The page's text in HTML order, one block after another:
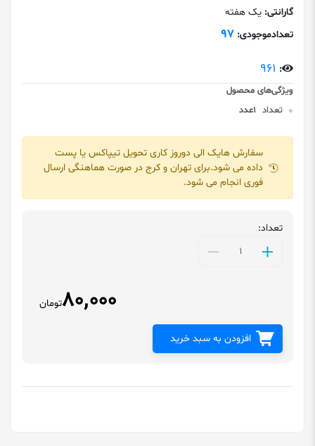
گارانتی: یک هفته
تعدادموجودی: 97
:
961
تعداد 1عدد
سفارش هایک الی دوروز کاری تحویل تیپاکس یا پست
داده می شود.برای تهران و کرج در صورت هماهنگی ارسال
فوری انجام می شود.
تعداد:
80,000تومان
افزودن به سبد خرید